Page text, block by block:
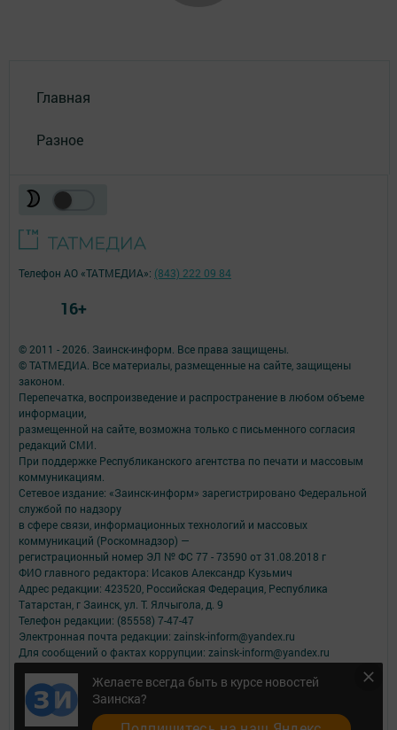
Главная
Разное
Желаете всегда быть в курсе новостей
Заинска?
© 2011 - 2026. Заинск-информ. Все права защищены.
© ТАТМЕДИА. Все материалы, размещенные на сайте, защищены
законом.
Перепечатка, воспроизведение и распространение в любом объеме
информации,
размещенной на сайте, возможна только с письменного согласия
редакций СМИ.
При поддержке Республиканского агентства по печати и массовым
коммуникациям.
Сетевое издание: «Заинск-информ» зарегистрировано Федеральной
службой по надзору
в сфере связи, информационных технологий и массовых
коммуникаций (Роскомнадзор) —
регистрационный номер ЭЛ № ФС 77 - 73590 от 31.08.2018 г
ФИО главного редактора: Исаков Александр Кузьмич
Адрес редакции: 423520, Российская Федерация, Республика
Татарстан, г Заинск, ул. Т. Ялчыгола, д. 9
Телефон редакции: (85558) 7-47-47
Электронная почта редакции: zainsk-inform@yandex.ru
Для сообщений о фактах коррупции: zainsk-inform@yandex.ru
Антикоррупционная политика
АО «ТАТМЕДИА» использует «cookie»для персонализации сервисов и
Телефон АО «ТАТМЕДИА»: (843) 222 09 84
16+